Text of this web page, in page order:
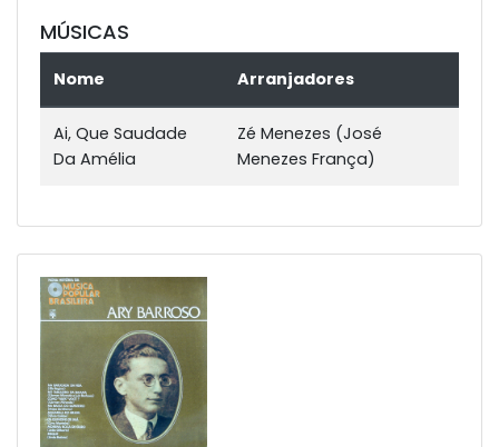
MÚSICAS
Nome Arranjadores
Ai, Que Saudade
Da Amélia
Zé Menezes (José
Menezes França)